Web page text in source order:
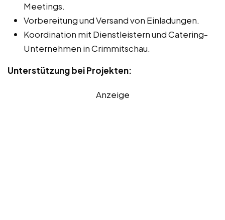
Meetings.
Vorbereitung und Versand von Einladungen.
Koordination mit Dienstleistern und Catering-
Unternehmen in Crimmitschau.
Unterstützung bei Projekten:
Anzeige